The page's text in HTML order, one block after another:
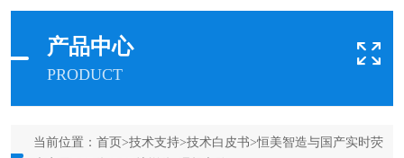
产品中心
PRODUCT
当前位置： 首页 >技术支持>技术白皮书>恒美智造与国产实时荧